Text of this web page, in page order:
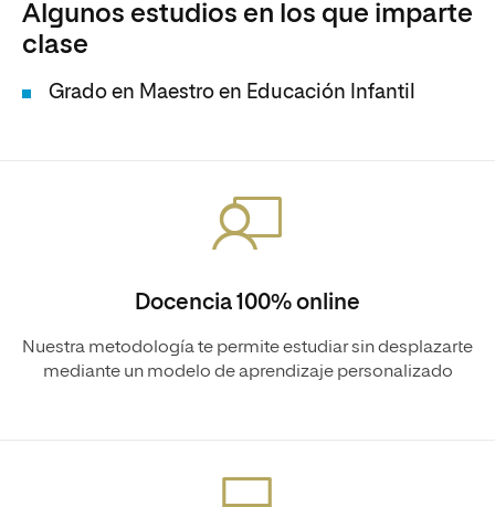
Algunos estudios en los que imparte
clase
Grado en Maestro en Educación Infantil
Docencia 100% online
Nuestra metodología te permite estudiar sin desplazarte
mediante un modelo de aprendizaje personalizado